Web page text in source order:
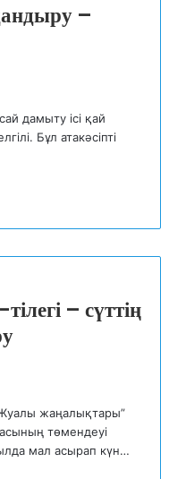
–
дамыту ісі қай
Бұл атакәсіпті
– сүттің
жаңалықтары”
төмендеуі
мал асырап күн…